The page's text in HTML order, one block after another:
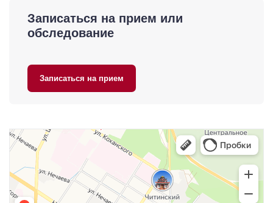
Записаться на прием или
обследование
Записаться на прием